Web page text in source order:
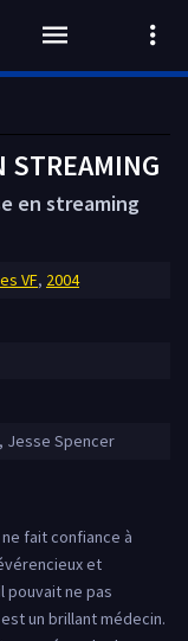
STREAMING
en streaming
VF, 2004
Jesse Spencer
fait confiance à
et
pouvait ne pas
un brillant médecin.